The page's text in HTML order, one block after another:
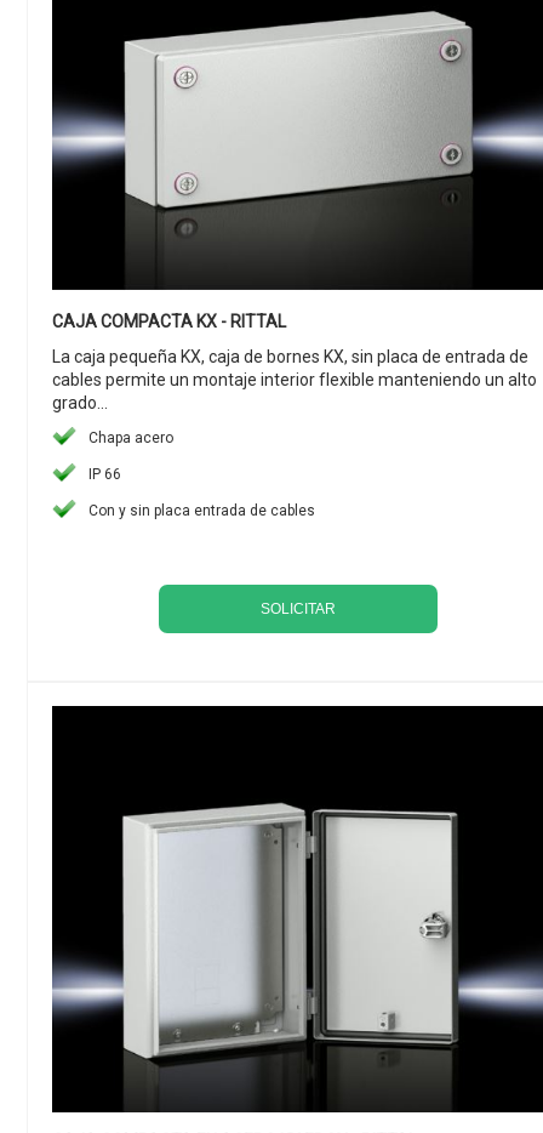
CAJA COMPACTA KX - RITTAL
La caja pequeña KX, caja de bornes KX, sin placa de entrada de
cables permite un montaje interior flexible manteniendo un alto
grado...
Chapa acero
IP 66
Con y sin placa entrada de cables
SOLICITAR